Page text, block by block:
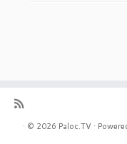
· © 2026 Paloc.TV ·